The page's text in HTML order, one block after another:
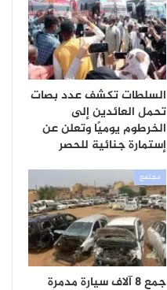
السلطات تكشف عدد بصات
تحمل العائدين إلى
الخرطوم يوميًا وتعلن عن
إستمارة جنائية للحصر
مجتمع
جمع 8 آلاف سيارة مدمرة